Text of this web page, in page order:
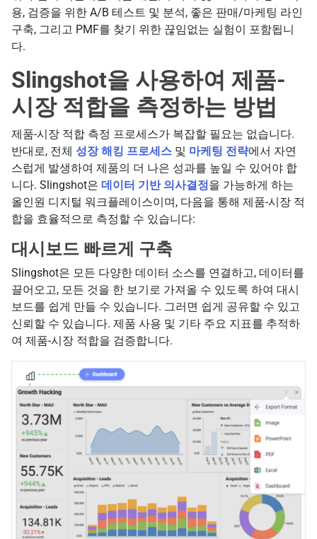
용, 검증을 위한 A/B 테스트 및 분석, 좋은 판매/마케팅 라인
구축, 그리고 PMF를 찾기 위한 끊임없는 실험이 포함됩니
다.
Slingshot을 사용하여 제품-
시장 적합을 측정하는 방법
제품-시장 적합 측정 프로세스가 복잡할 필요는 없습니다.
반대로, 전체 성장 해킹 프로세스 및 마케팅 전략에서 자연
스럽게 발생하여 제품의 더 나은 성과를 높일 수 있어야 합
니다. Slingshot은 데이터 기반 의사결정을 가능하게 하는
올인원 디지털 워크플레이스이며, 다음을 통해 제품-시장 적
합을 효율적으로 측정할 수 있습니다:
대시보드 빠르게 구축
Slingshot은 모든 다양한 데이터 소스를 연결하고, 데이터를
끌어오고, 모든 것을 한 보기로 가져올 수 있도록 하여 대시
보드를 쉽게 만들 수 있습니다. 그러면 쉽게 공유할 수 있고
신뢰할 수 있습니다. 제품 사용 및 기타 주요 지표를 추적하
여 제품-시장 적합을 검증합니다.